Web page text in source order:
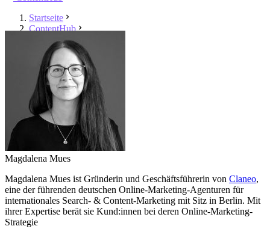
Startseite
ContentHub
Magdalena Mues
Magdalena Mues
Magdalena Mues ist Gründerin und Geschäftsführerin von Claneo,
eine der führenden deutschen Online-Marketing-Agenturen für
internationales Search- & Content-Marketing mit Sitz in Berlin. Mit
ihrer Expertise berät sie Kund:innen bei deren Online-Marketing-
Strategie